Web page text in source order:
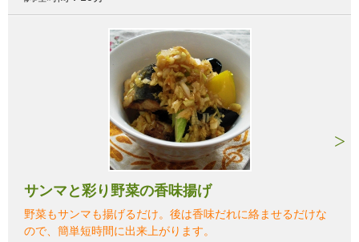
サンマと彩り野菜の香味揚げ
野菜もサンマも揚げるだけ。後は香味だれに絡ませるだけな
ので、簡単短時間に出来上がります。